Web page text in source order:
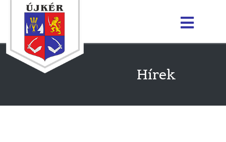
Hírek